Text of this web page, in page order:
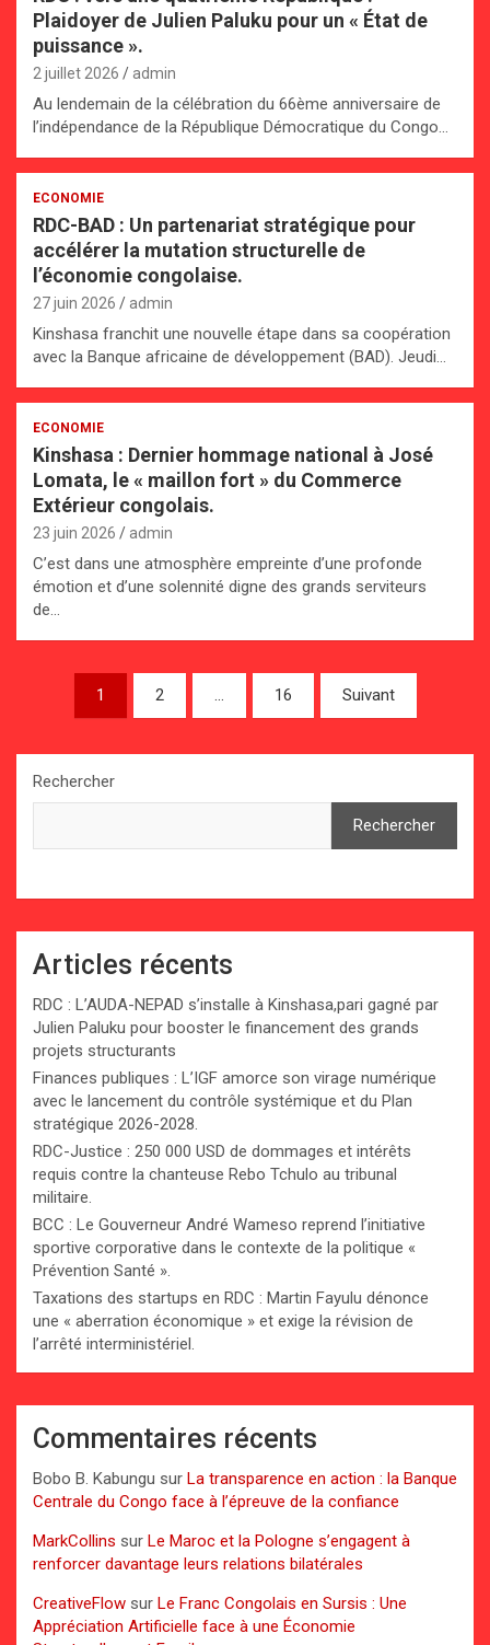
Plaidoyer de Julien Paluku pour un « État de
puissance ».
2 juillet 2026 admin
Au lendemain de la célébration du 66ème anniversaire de
l’indépendance de la République Démocratique du Congo…
ECONOMIE
RDC-BAD : Un partenariat stratégique pour
accélérer la mutation structurelle de
l’économie congolaise.
27 juin 2026 admin
Kinshasa franchit une nouvelle étape dans sa coopération
avec la Banque africaine de développement (BAD). Jeudi…
ECONOMIE
Kinshasa : Dernier hommage national à José
Lomata, le « maillon fort » du Commerce
Extérieur congolais.
23 juin 2026 admin
C’est dans une atmosphère empreinte d’une profonde
émotion et d’une solennité digne des grands serviteurs
de…
Pagination
publications
1 2 … 16 Suivant
Rechercher
Rechercher
Articles récents
RDC : L’AUDA-NEPAD s’installe à Kinshasa,pari gagné par
Julien Paluku pour booster le financement des grands
projets structurants
Finances publiques : L’IGF amorce son virage numérique
avec le lancement du contrôle systémique et du Plan
stratégique 2026-2028.
RDC-Justice : 250 000 USD de dommages et intérêts
requis contre la chanteuse Rebo Tchulo au tribunal
militaire.
BCC : Le Gouverneur André Wameso reprend l’initiative
sportive corporative dans le contexte de la politique «
Prévention Santé ».
Taxations des startups en RDC : Martin Fayulu dénonce
une « aberration économique » et exige la révision de
l’arrêté interministériel.
Commentaires récents
Bobo B. Kabungu sur La transparence en action : la Banque
Centrale du Congo face à l’épreuve de la confiance
MarkCollins sur Le Maroc et la Pologne s’engagent à
renforcer davantage leurs relations bilatérales
CreativeFlow sur Le Franc Congolais en Sursis : Une
Appréciation Artificielle face à une Économie